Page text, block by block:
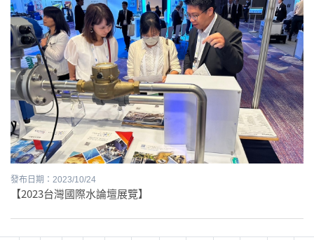
發布日期：2023/10/24
【2023台灣國際水論壇展覽】